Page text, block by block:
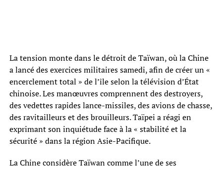
La tension monte dans le détroit de Taïwan, où la Chine
a lancé des exercices militaires samedi, afin de créer un «
encerclement total » de l’île selon la télévision d’État
chinoise. Les manœuvres comprennent des destroyers,
des vedettes rapides lance-missiles, des avions de chasse,
des ravitailleurs et des brouilleurs. Taïpei a réagi en
exprimant son inquiétude face à la « stabilité et la
sécurité » dans la région Asie-Pacifique.
La Chine considère Taïwan comme l’une de ses